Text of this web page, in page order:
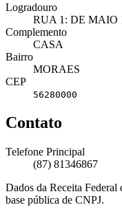
Logradouro
RUA 1: DE MAIO
Complemento
CASA
Bairro
MORAES
CEP
56280000
Contato
Telefone Principal
(87) 81346867
Dados da Receita
base pública de CNPJ.